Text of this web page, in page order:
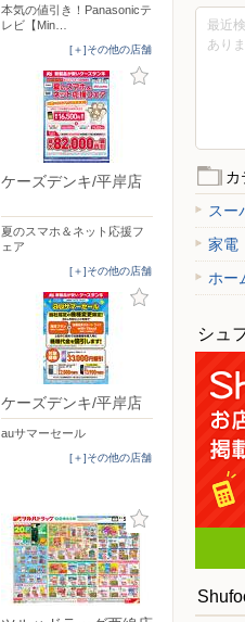
本気の値引き！Panasonicテ
レビ【Min…
[＋]その他の店舗
ケーズデンキ/平岸店
夏のスマホ＆ネット応援フ
ェア
[＋]その他の店舗
ケーズデンキ/平岸店
auサマーセール
[＋]その他の店舗
最近
あり
カ
スー
家電
ホー
シュ